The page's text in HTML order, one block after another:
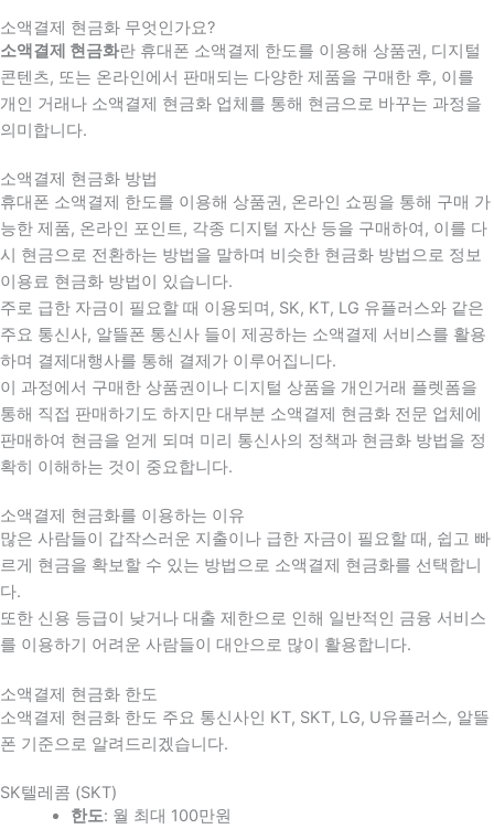
소액결제 현금화 무엇인가요?
소액결제 현금화란 휴대폰 소액결제 한도를 이용해 상품권, 디지털
콘텐츠, 또는 온라인에서 판매되는 다양한 제품을 구매한 후, 이를
개인 거래나 소액결제 현금화 업체를 통해 현금으로 바꾸는 과정을
의미합니다.
소액결제 현금화 방법
휴대폰 소액결제 한도를 이용해 상품권, 온라인 쇼핑을 통해 구매 가
능한 제품, 온라인 포인트, 각종 디지털 자산 등을 구매하여, 이를 다
시 현금으로 전환하는 방법을 말하며 비슷한 현금화 방법으로 정보
이용료 현금화 방법이 있습니다.
주로 급한 자금이 필요할 때 이용되며, SK, KT, LG 유플러스와 같은
주요 통신사, 알뜰폰 통신사 들이 제공하는 소액결제 서비스를 활용
하며 결제대행사를 통해 결제가 이루어집니다.
이 과정에서 구매한 상품권이나 디지털 상품을 개인거래 플렛폼을
통해 직접 판매하기도 하지만 대부분 소액결제 현금화 전문 업체에
판매하여 현금을 얻게 되며 미리 통신사의 정책과 현금화 방법을 정
확히 이해하는 것이 중요합니다.
소액결제 현금화를 이용하는 이유
많은 사람들이 갑작스러운 지출이나 급한 자금이 필요할 때 , 쉽고 빠
르게 현금을 확보할 수 있는 방법으로 소액결제 현금화를 선택합니
다.
또한 신용 등급이 낮거나 대출 제한으로 인해 일반적인 금융 서비스
를 이용하기 어려운 사람들이 대안으로 많이 활용합니다.
소액결제 현금화 한도
소액결제 현금화 한도 주요 통신사인 KT, SKT, LG, U유플러스, 알뜰
폰 기준으로 알려드리겠습니다.
SK텔레콤 (SKT)
한도: 월 최대 100만원